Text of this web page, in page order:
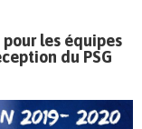
les équipes
du PSG